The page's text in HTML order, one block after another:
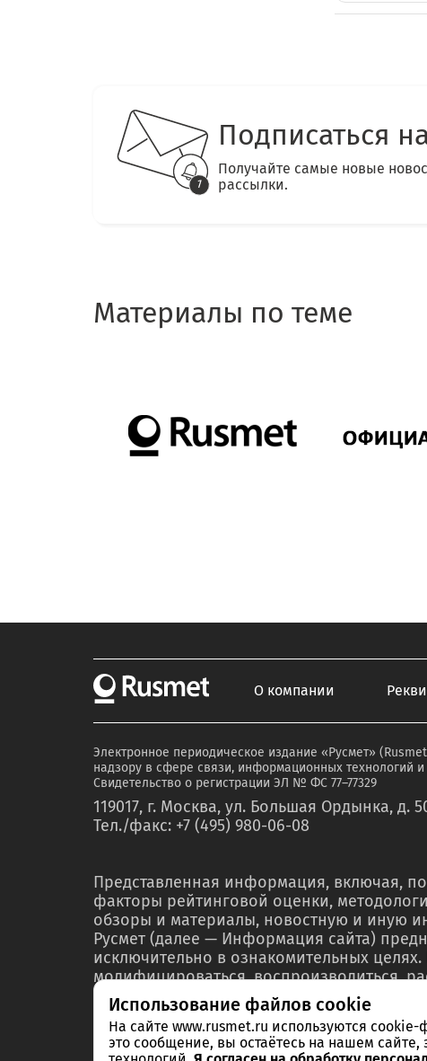
Подписаться
Получайте самые новые
рассылки.
Материалы по теме
О компании
Электронное периодическое издание «Русмет»
надзору в сфере связи, информационных технологий
Свидетельство о регистрации ЭЛ № ФС 77–77329
119017, г. Москва, ул. Большая Ордынка, д.
Тел./факс: +7 (495) 980-06-08
Представленная информация, включая,
факторы рейтинговой оценки,
обзоры и материалы, новостную и иную
Русмет (далее — Информация сайта)
исключительно в ознакомительных
модифицироваться, воспроизводиться,
любой форме ни полностью, ни частично
мероприятий по связям с
материалах или отчетах без
правообладателя – ООО «РА Русмет» и
Использование файлов cookie
На сайте www.rusmet.ru используются
это сообщение, вы остаётесь на нашем